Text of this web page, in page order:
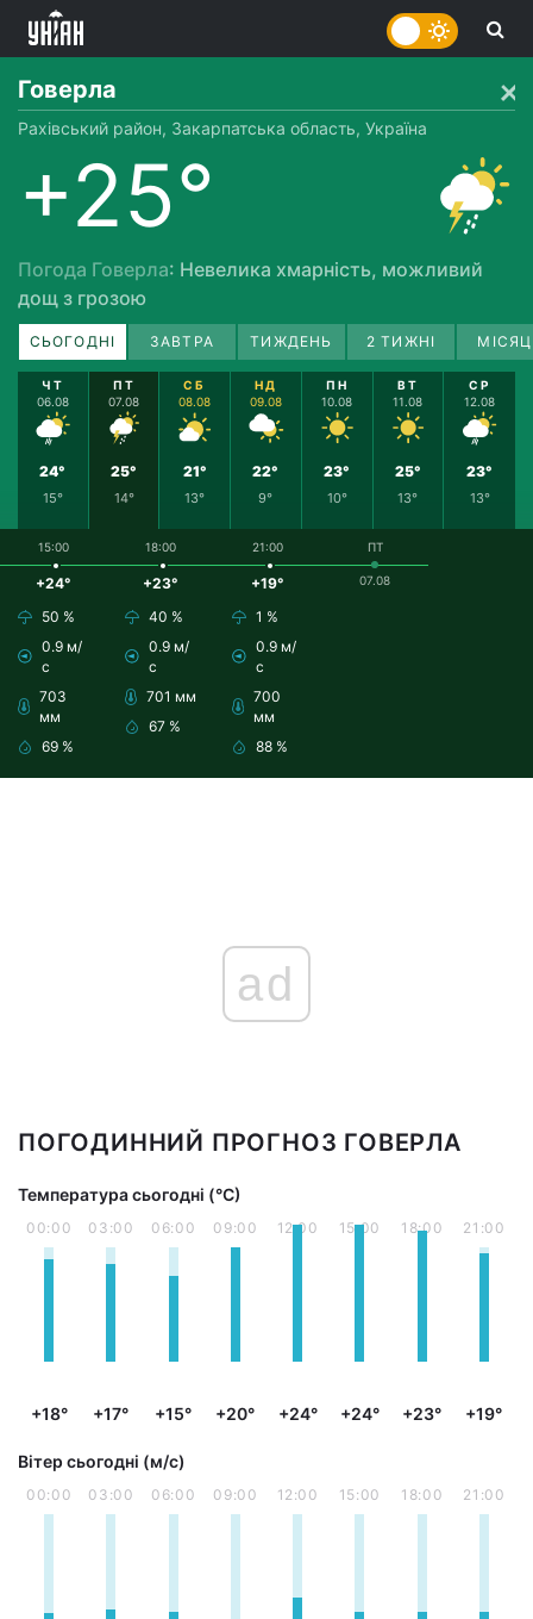
Говерла
Рахівський район, Закарпатська область, Україна
+25°
Погода Говерла: Невелика хмарність, можливий
дощ з грозою
СЬОГОДНІ ЗАВТРА ТИЖДЕНЬ 2 ТИЖНІ
ЧТ
06.08
24°
15°
ПТ
07.08
25°
14°
СБ
08.08
21°
13°
НД
09.08
22°
9°
ПН
10.08
23°
10°
ВТ
11.08
25°
13°
СР
12.08
23°
13°
15:00
+24°
50 %
0.9 м/
с
703
мм
69 %
18:00
+23°
40 %
0.9 м/
с
701 мм
67 %
21:00
+19°
1 %
0.9 м/
с
700
мм
88 %
ПТ
07.08
ad
ПОГОДИННИЙ ПРОГНОЗ ГОВЕРЛА
Температура сьогодні (°С)
00:00
+18°
03:00
+17°
06:00
+15°
09:00
+20°
12:00
+24°
15:00
+24°
18:00
+23°
21:00
+19°
Вітер сьогодні (м/с)
00:00 03:00 06:00 09:00 12:00 15:00 18:00 21:00